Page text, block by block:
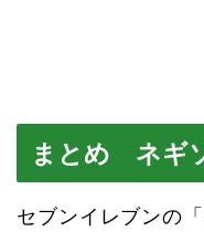
まとめ ネギ
セブンイレブンの